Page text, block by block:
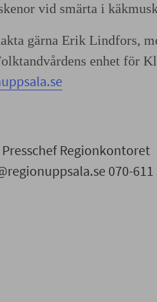
vid smärta i
gärna Erik Lindfors,
enhet för
Regionkontoret
070-611